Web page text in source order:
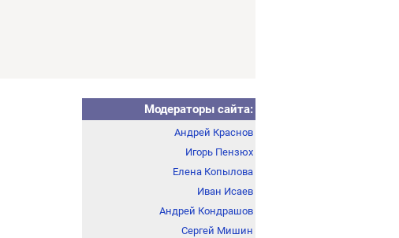
Модераторы сайта:
Андрей Краснов
Игорь Пензюх
Елена Копылова
Иван Исаев
Андрей Кондрашов
Сергей Мишин